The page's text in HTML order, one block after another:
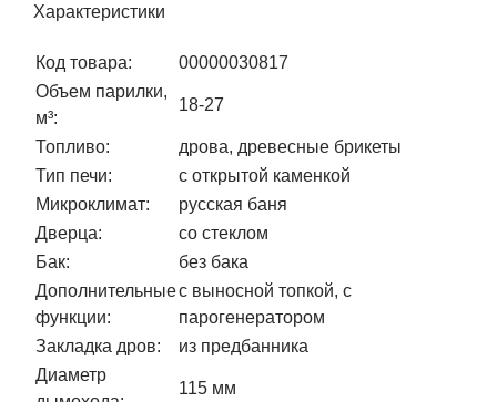
Характеристики
Код товара:
00000030817
Объем парилки,
м³:
18-27
Топливо:
дрова, древесные брикеты
Тип печи:
с открытой каменкой
Микроклимат:
русская баня
Дверца:
со стеклом
Бак:
без бака
Дополнительные
функции:
с выносной топкой, с
парогенератором
Закладка дров:
из предбанника
Диаметр
115 мм